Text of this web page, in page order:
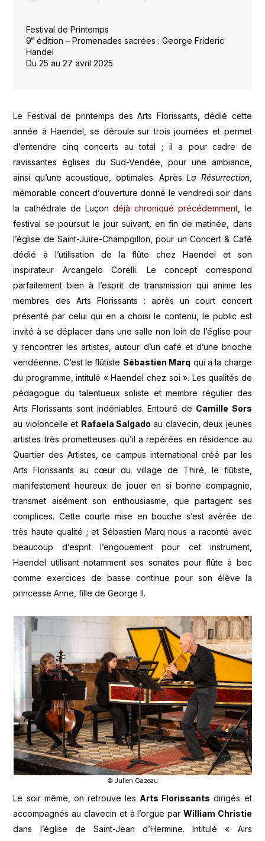
Festival de Printemps
9eédition – Promenades sacrées : George Frideric
Handel
Du 25 au 27 avril 2025
Le Festival de printemps des Arts Florissants, dédié cette
année à Haendel, se déroule sur trois journées et permet
d’entendre cinq concerts au total ; il a pour cadre de
ravissantes églises du Sud-Vendée, pour une ambiance,
ainsi qu’une acoustique, optimales. AprèsLa Résurrection,
mémorable concert d’ouverture donné le vendredi soir dans
la cathédrale de Luçondéjà chroniqué précédemment, le
festival se poursuit le jour suivant, en fin de matinée, dans
l’église de Saint-Juire-Champgillon, pour un Concert & Café
dédié à l’utilisation de la flûte chez Haendel et son
inspirateur Arcangelo Corelli. Le concept correspond
parfaitement bien à l’esprit de transmission qui anime les
membres des Arts Florissants : après un court concert
présenté par celui qui en a choisi le contenu, le public est
invité à se déplacer dans une salle non loin de l’église pour
y rencontrer les artistes, autour d’un café et d’une brioche
vendéenne. C’est le flûtiste Sébastien Marq qui a la charge
du programme, intitulé « Haendel chez soi ». Les qualités de
pédagogue du talentueux soliste et membre régulier des
Arts Florissants sont indéniables. Entouré de Camille Sors
au violoncelle et Rafaela Salgado au clavecin, deux jeunes
artistes très prometteuses qu’il a repérées en résidence au
Quartier des Artistes, ce campus international créé par les
Arts Florissants au cœur du village de Thiré, le flûtiste,
manifestement heureux de jouer en si bonne compagnie,
transmet aisément son enthousiasme, que partagent ses
complices. Cette courte mise en bouche s’est avérée de
très haute qualité ; et Sébastien Marq nous a raconté avec
beaucoup d’esprit l’engouement pour cet instrument,
Haendel utilisant notamment ses sonates pour flûte à bec
comme exercices de basse continue pour son élève la
princesse Anne, fille de George II.
© Julien Gazeau
Le soir même, on retrouve les Arts Florissants dirigés et
accompagnés au clavecin et à l’orgue par William Christie
dans l’église de Saint-Jean d’Hermine. Intitulé « Airs